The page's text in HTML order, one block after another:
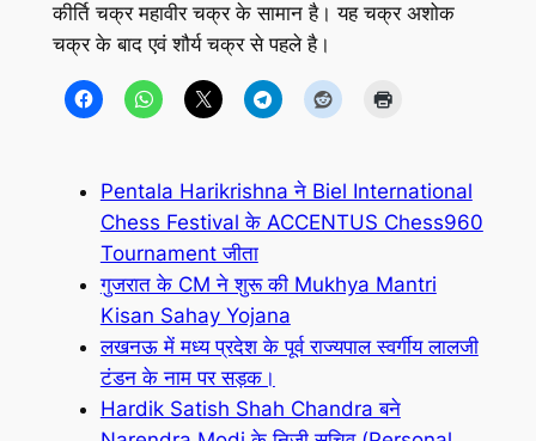
कीर्ति चक्र महावीर चक्र के सामान है। यह चक्र अशोक
चक्र के बाद एवं शौर्य चक्र से पहले है।
Pentala Harikrishna ने Biel International
Chess Festival के ACCENTUS Chess960
Tournament जीता
गुजरात के CM ने शुरू की Mukhya Mantri
Kisan Sahay Yojana
लखनऊ में मध्य प्रदेश के पूर्व राज्यपाल स्वर्गीय लालजी
टंडन के नाम पर सड़क।
Hardik Satish Shah Chandra बने